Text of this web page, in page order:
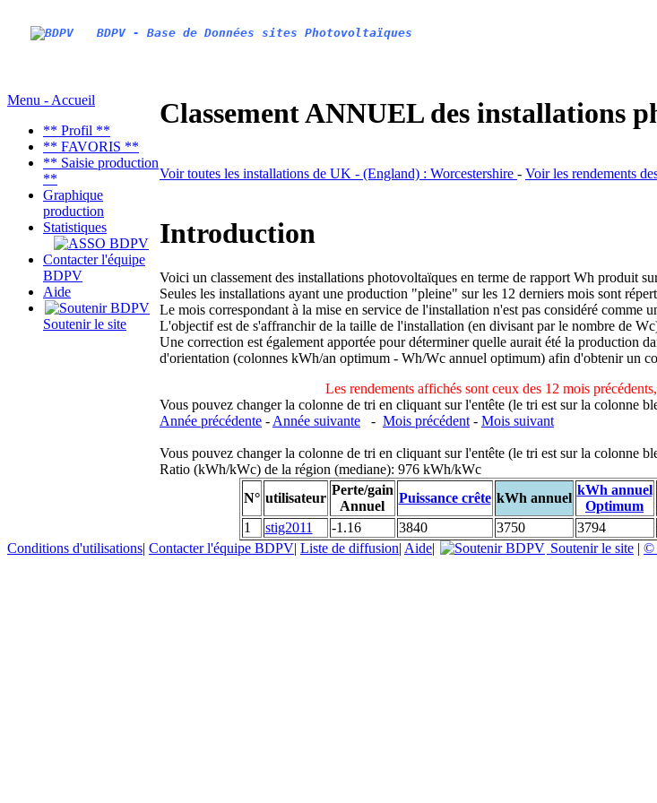
BDPV - Base de Données sites Photovoltaïques
Menu - Accueil
** Profil **
** FAVORIS **
** Saisie production
**
Graphique
production
Statistiques
Contacter l'équipe
BDPV
Aide
Soutenir le site
Classement ANNUEL des installations
Voir toutes les installations de UK - (England) : Worcestershire - Voir les rendements
Introduction
Voici un classement des installations photovoltaïques en terme de rapport Wh produit
Seules les installations ayant une production "pleine" sur les 12 derniers mois sont
Le mois correspondant à la mise en service de l'installation n'est pas considéré comme
L'objectif est de s'affranchir de la taille de l'installation (en divisant par le nombre de
Une correction est également apportée pour déterminer quelle aurait été la production
d'orientation (colonnes kWh/an optimum - Wh/Wc annuel optimum) afin d'obtenir un
Les rendements affichés sont ceux des 12 mois précédents,
Vous pouvez changer la colonne de tri en cliquant sur l'entête (le tri est sur la colonne
Année précédente - Année suivante - Mois précédent - Mois suivant
Vous pouvez changer la colonne de tri en cliquant sur l'entête (le tri est sur la colonne
Ratio (kWh/kWc) de la région (mediane): 976 kWh/kWc
N° utilisateur
Perte/gain
Annuel
Puissance crête kWh annuel
kWh annuel
Optimum
1
stig2011 -1.16 3840 3750 3794
Conditions d'utilisations| Contacter l'équipe BDPV| Liste de diffusion| Aide| Soutenir le site | ©